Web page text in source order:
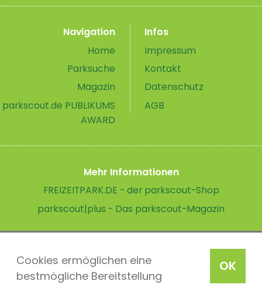
OK
Cookies ermöglichen eine
bestmögliche Bereitstellung
Navigation
Home
Parksuche
Magazin
parkscout.de PUBLIKUMS
AWARD
Infos
Impressum
Kontakt
Datenschutz
AGB
Mehr Informationen
FREIZEITPARK.DE - der parkscout-Shop
parkscout|plus - Das parkscout-Magazin